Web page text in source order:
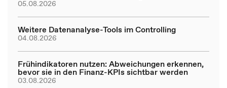
05.08.2026
Weitere Datenanalyse-Tools im Controlling
04.08.2026
Frühindikatoren nutzen: Abweichungen erkennen,
bevor sie in den Finanz-KPIs sichtbar werden
03.08.2026